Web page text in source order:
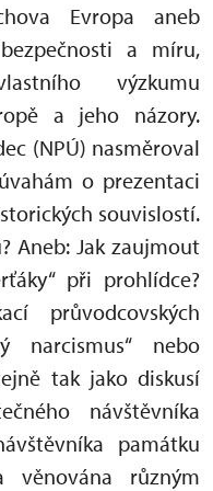
Evropa aneb
a míru,
výzkumu
a jeho názory.
(NPÚ) nasměroval
o prezentaci
souvislostí.
Aneb: Jak zaujmout
při prohlídce?
průvodcovských
narcismus“ nebo
tak jako diskusí
návštěvníka
památku
věnována různým